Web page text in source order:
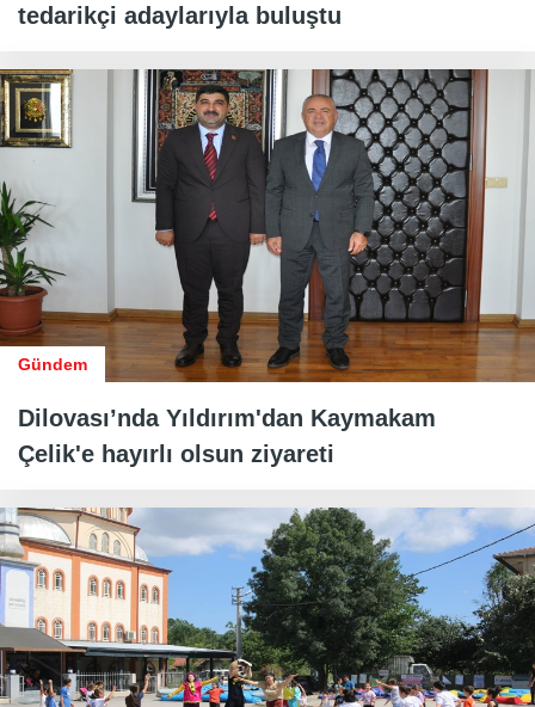
tedarikçi adaylarıyla buluştu
Gündem
Dilovası’nda Yıldırım'dan Kaymakam
Çelik'e hayırlı olsun ziyareti